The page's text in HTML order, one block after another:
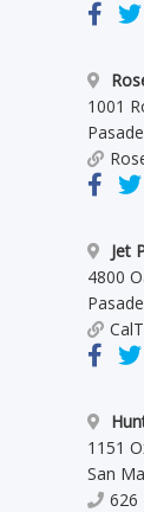
1001
Jet
4800
1151
San
626